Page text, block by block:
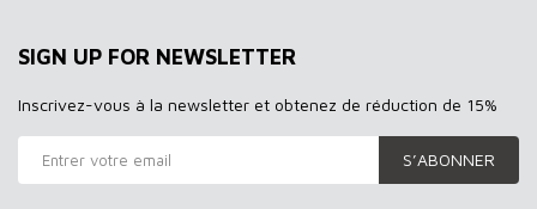
SIGN UP FOR NEWSLETTER
Inscrivez-vous à la newsletter et obtenez de réduction de 15%
S’ABONNER